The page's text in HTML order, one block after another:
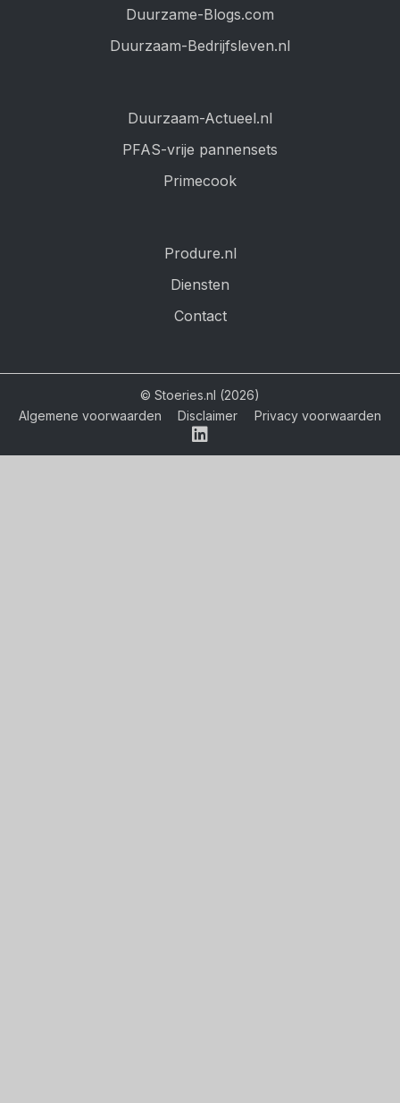
Duurzame-Blogs.com
Duurzaam-Bedrijfsleven.nl
Duurzaam-Actueel.nl
PFAS-vrije pannensets
Primecook
Produre.nl
Diensten
Contact
© Stoeries.nl (2026)
Algemene voorwaarden
Disclaimer Privacy voorwaarden